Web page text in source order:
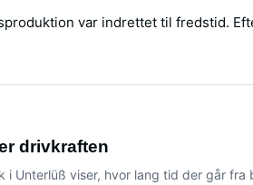
var indrettet til fredstid.
drivkraften
i Unterlüß viser, hvor lang tid der går